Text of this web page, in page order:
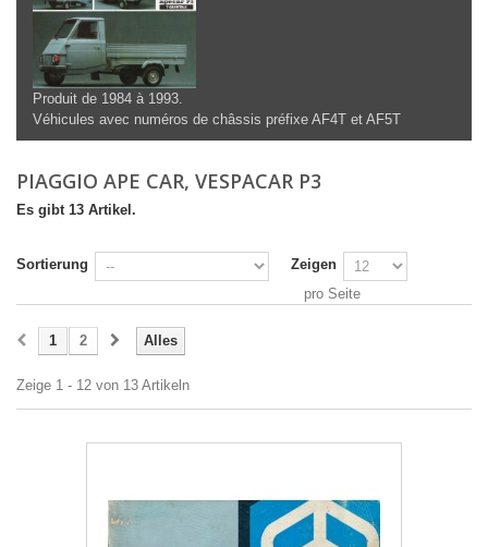
Produit de 1984 à 1993.
Véhicules avec numéros de châssis préfixe AF4T et AF5T
PIAGGIO APE CAR, VESPACAR P3
Es gibt 13 Artikel.
Sortierung
Zeigen
pro Seite
Alles
1 2
Zeige 1 - 12 von 13 Artikeln